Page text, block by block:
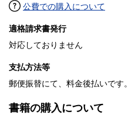
公費での購入について
適格請求書発行
対応しておりません
支払方法等
郵便振替にて、料金後払いです。
書籍の購入について